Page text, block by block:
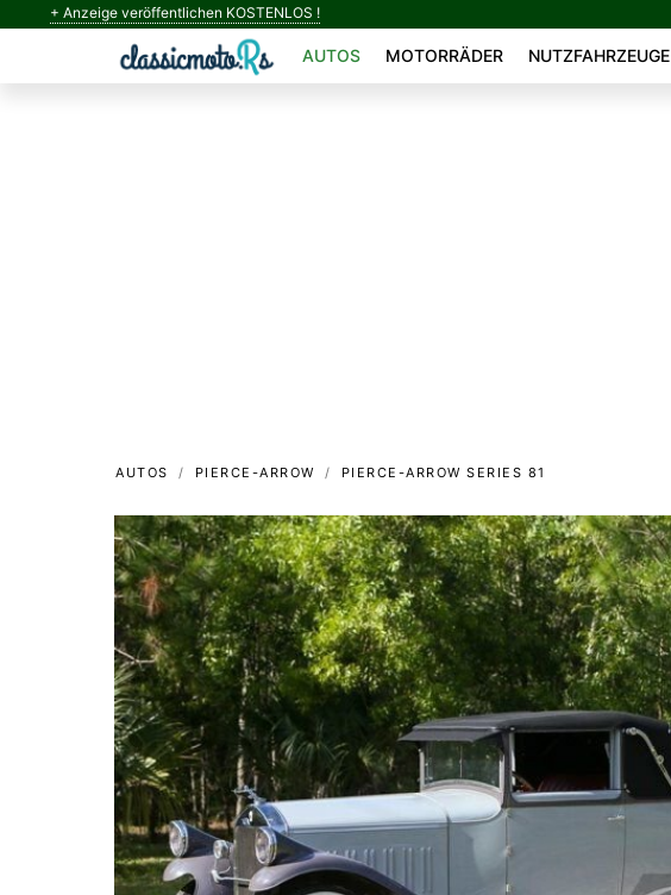
+ Anzeige veröffentlichen KOSTENLOS !
AUTOS MOTORRÄDER NUTZFAHRZEUGE
AUTOS PIERCE-ARROW PIERCE-ARROW SERIES 81